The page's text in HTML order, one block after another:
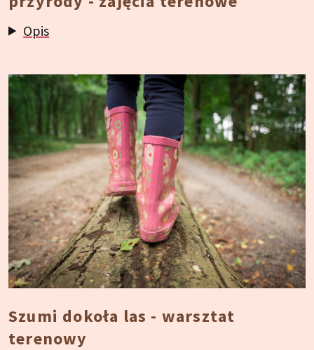
Opis
Szumi dokoła las - warsztat
terenowy